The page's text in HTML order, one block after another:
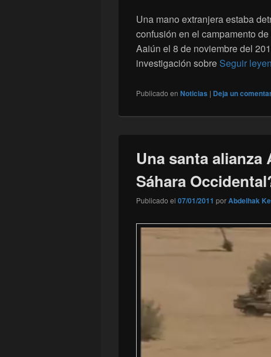
Una mano extranjera estaba
confusión en el campamento
Aaiún el 8 de noviembre del
investigación sobre Seguir
Publicado en Noticias | Deja un
Una santa alianza
Sáhara
Publicado el 07/01/2011 porAbdelhak